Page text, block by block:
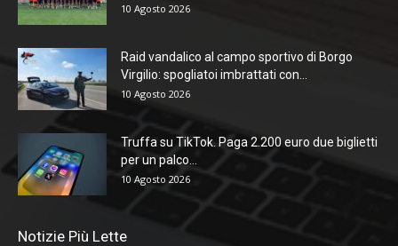
10 Agosto 2026
Raid vandalico al campo sportivo di Borgo
Virgilio: spogliatoi imbrattati con...
10 Agosto 2026
Truffa su TikTok. Paga 2.200 euro due biglietti
per un palco...
10 Agosto 2026
Notizie Più Lette